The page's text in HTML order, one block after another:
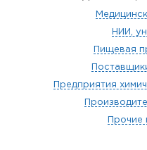
НИИ,
Пищевая
Предприятия
Прочие